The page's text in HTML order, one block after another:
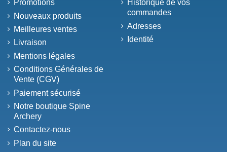
Promotions
Nouveaux produits
Meilleures ventes
Livraison
Mentions légales
Conditions Générales de
Vente (CGV)
Paiement sécurisé
Notre boutique Spine
Archery
Contactez-nous
Plan du site
Historique de vos
commandes
Adresses
Identité